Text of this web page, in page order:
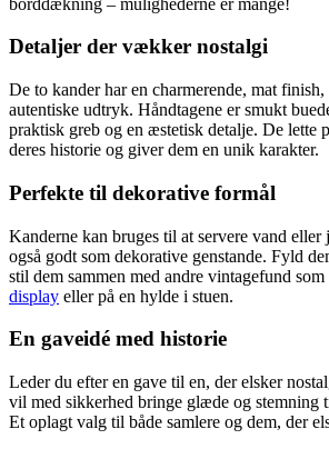
Detaljer der vækker nostalgi
De to kander har en charmerende, mat
autentiske udtryk. Håndtagene er smukt
praktisk greb og en æstetisk detalje. De lette
deres historie og giver dem en unik karakter.
Perfekte til dekorative formål
Kanderne kan bruges til at servere vand eller
også godt som dekorative genstande. Fyld
stil dem sammen med andre vintagefund som
display eller på en hylde i stuen.
En gaveidé med historie
Leder du efter en gave til en, der elsker
vil med sikkerhed bringe glæde og stemning
Et oplagt valg til både samlere og dem, der